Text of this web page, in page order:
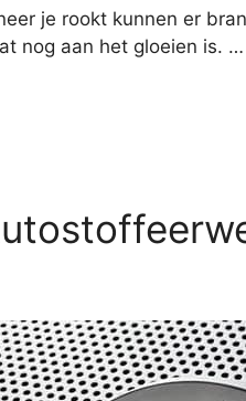
je rookt kunnen er
nog aan het gloeien is. …